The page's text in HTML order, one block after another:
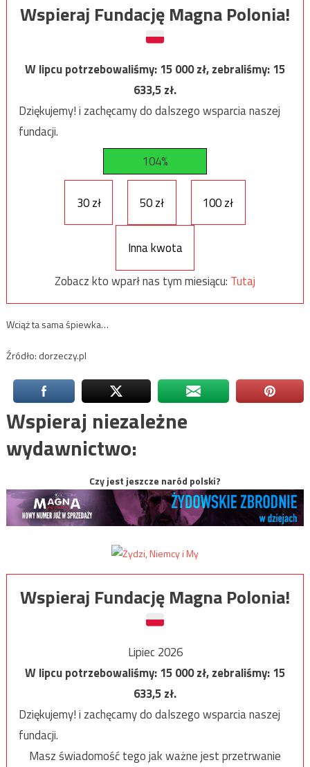
Wspieraj Fundację Magna Polonia!
W lipcu potrzebowaliśmy:15 000zł, zebraliśmy:15
633,5zł.
Dziękujemy! i zachęcamy do dalszego wsparcia naszej
fundacji.
104%
30 zł 50 zł 100 zł
Inna kwota
Zobacz kto wparł nas tym miesiącu: Tutaj
Wciąż ta sama śpiewka…
Źródło: dorzeczy.pl
Wspieraj niezależne
wydawnictwo:
Czy jest jeszcze naród polski?
Wspieraj Fundację Magna Polonia!
Lipiec 2026
W lipcu potrzebowaliśmy:15 000zł, zebraliśmy:15
633,5zł.
Dziękujemy! i zachęcamy do dalszego wsparcia naszej
fundacji.
Masz świadomość tego jak ważne jest przetrwanie